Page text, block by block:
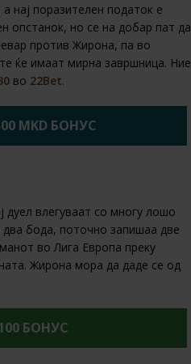
нај поразителен податок е
опстанок, но се на добар пат да
против Жирона, па во
ќе имаат мирна завршница. Ние
во 22Bet.
MKD БОНУС
дуел влегуваат со многу лошо
бода, поточно запишаа две
во Лига Европа преку
Жирона мора да даде се од
БОНУС